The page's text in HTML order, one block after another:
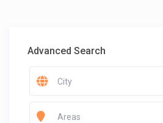
Advanced Search
City
Areas